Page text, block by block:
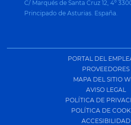
C/ Marqués de Santa Cruz 12, 4º
Principado de Asturias. España.
PORTAL DEL
PROVEEDORES
MAPA DEL SITIO
AVISO LEGAL
POLÍTICA DE
POLÍTICA DE
ACCESIBILIDAD